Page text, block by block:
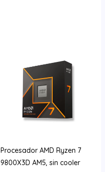
Procesador AMD Ryzen 7
9800X3D AM5, sin cooler